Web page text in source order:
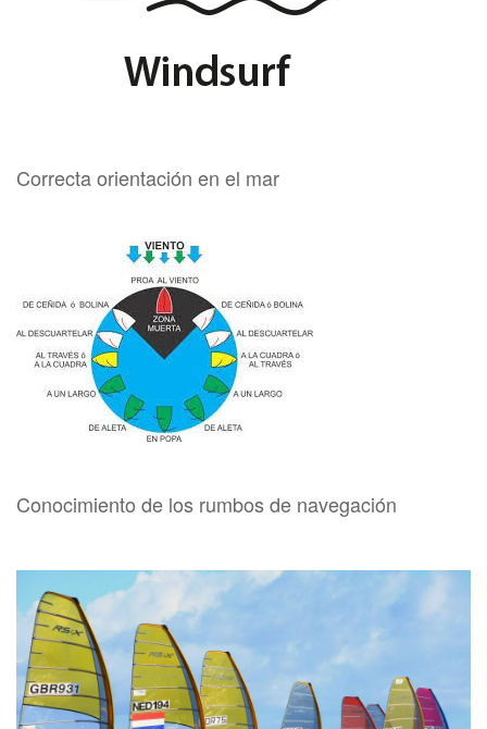
Correcta orientación en el mar
Conocimiento de los rumbos de navegación